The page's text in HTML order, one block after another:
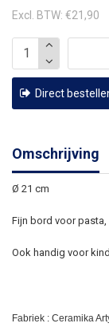
Excl. BTW: €21,90
Direct
Omschrijving
Ø 21 cm
Fijn bord voor pasta,
Ook handig voor
Fabriek : Ceramika